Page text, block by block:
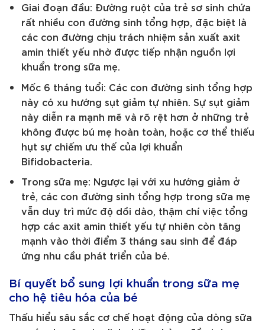
Giai đoạn đầu: Đường ruột của trẻ sơ sinh chứa
rất nhiều con đường sinh tổng hợp, đặc biệt là
các con đường chịu trách nhiệm sản xuất axit
amin thiết yếu nhờ được tiếp nhận nguồn lợi
khuẩn trong sữa mẹ.
Mốc 6 tháng tuổi: Các con đường sinh tổng hợp
này có xu hướng sụt giảm tự nhiên. Sự sụt giảm
này diễn ra mạnh mẽ và rõ rệt hơn ở những trẻ
không được bú mẹ hoàn toàn, hoặc cơ thể thiếu
hụt sự chiếm ưu thế của lợi khuẩn
Bifidobacteria.
Trong sữa mẹ: Ngược lại với xu hướng giảm ở
trẻ, các con đường sinh tổng hợp trong sữa mẹ
vẫn duy trì mức độ dồi dào, thậm chí việc tổng
hợp các axit amin thiết yếu tự nhiên còn tăng
mạnh vào thời điểm 3 tháng sau sinh để đáp
ứng nhu cầu phát triển của bé.
Bí quyết bổ sung lợi khuẩn trong sữa mẹ
cho hệ tiêu hóa của bé
Thấu hiểu sâu sắc cơ chế hoạt động của dòng sữa